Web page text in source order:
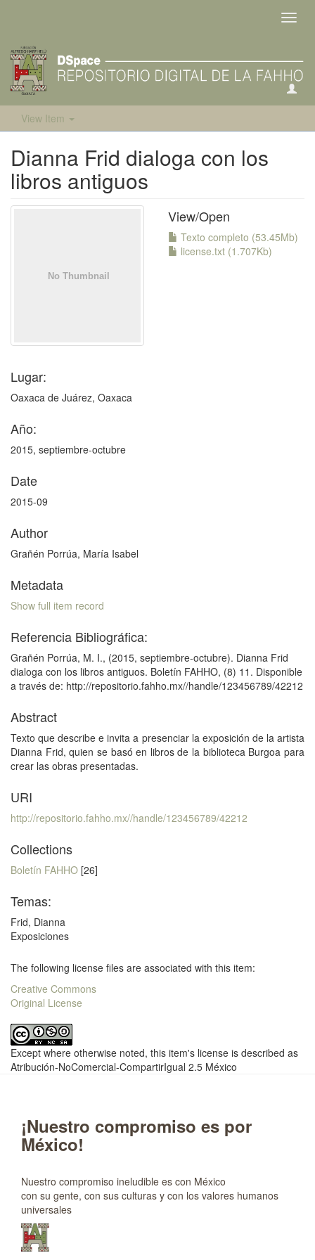
View Item
Dianna Frid dialoga con los
libros antiguos
View/Open
Texto completo (53.45Mb)
license.txt (1.707Kb)
Lugar:
Oaxaca de Juárez, Oaxaca
Año:
2015, septiembre-octubre
Date
2015-09
Author
Grañén Porrúa, María Isabel
Metadata
Show full item record
Referencia Bibliográfica:
Grañén Porrúa, M. I., (2015, septiembre-octubre). Dianna Frid
dialoga con los libros antiguos. Boletín FAHHO, (8) 11. Disponible
a través de: http://repositorio.fahho.mx//handle/123456789/42212
Abstract
Texto que describe e invita a presenciar la exposición de la artista
Dianna Frid, quien se basó en libros de la biblioteca Burgoa para
crear las obras presentadas.
URI
http://repositorio.fahho.mx//handle/123456789/42212
Collections
Boletín FAHHO [26]
Temas:
Frid, Dianna
Exposiciones
The following license files are associated with this item:
Creative Commons
Original License
Except where otherwise noted, this item's license is described as
Atribución-NoComercial-CompartirIgual 2.5 México
¡Nuestro compromiso es por
México!
Nuestro compromiso ineludible es con México
con su gente, con sus culturas y con los valores humanos
universales